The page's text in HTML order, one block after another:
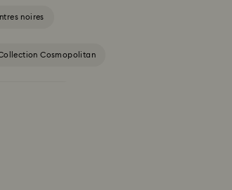
noires
Cosmopolitan